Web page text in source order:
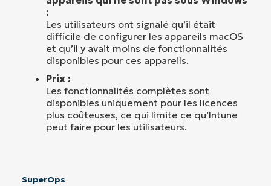
:
Les utilisateurs ont signalé qu’il était
difficile de configurer les appareils macOS
et qu’il y avait moins de fonctionnalités
disponibles pour ces appareils.
Prix :
Les fonctionnalités complètes sont
disponibles uniquement pour les licences
plus coûteuses, ce qui limite ce qu’Intune
peut faire pour les utilisateurs.
SuperOps